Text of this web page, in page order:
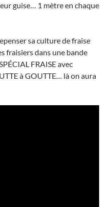
guise… 1 mètre en chaque
sa culture de fraise
fraisiers dans une bande
FRAISE avec
à GOUTTE… là on aura